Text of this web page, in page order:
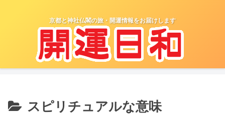
京都と神社仏閣の旅・開運情報をお届けします
スピリチュアルな意味